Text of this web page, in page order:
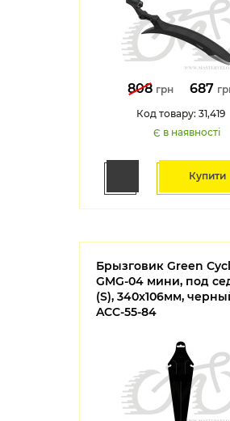
808 грн 687
Код товару: 31,419
Є в наявності
Купити
Брызговик Green
GMG-04 мини, под
(S), 340x106мм,
ACC-55-84